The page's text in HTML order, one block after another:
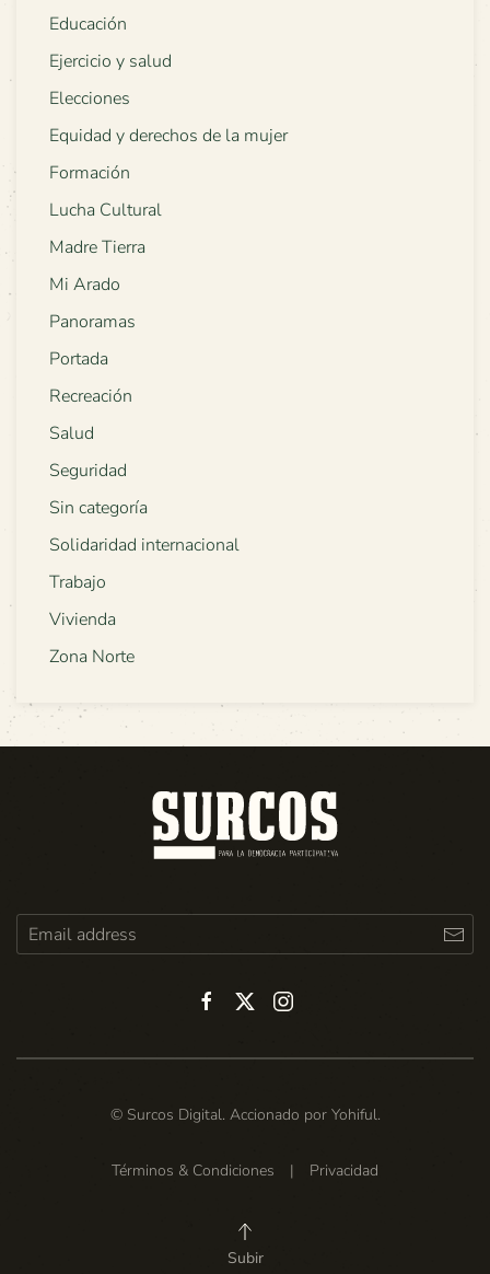
Educación
Ejercicio y salud
Elecciones
Equidad y derechos de la mujer
Formación
Lucha Cultural
Madre Tierra
Mi Arado
Panoramas
Portada
Recreación
Salud
Seguridad
Sin categoría
Solidaridad internacional
Trabajo
Vivienda
Zona Norte
© Surcos Digital. Accionado por Yohiful.
Términos & Condiciones | Privacidad
Subir